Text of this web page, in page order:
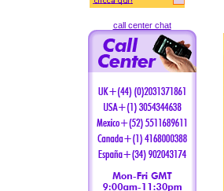
call center chat